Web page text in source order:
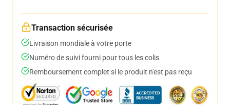
Transaction sécurisée
Livraison mondiale à votre porte
Numéro de suivi fourni pour tous les colis
Remboursement complet si le produit n'est pas reçu